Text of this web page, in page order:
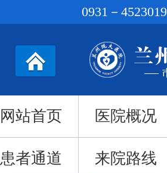
网站首页 医院概况
患者通道 来院路线
0931－4523019